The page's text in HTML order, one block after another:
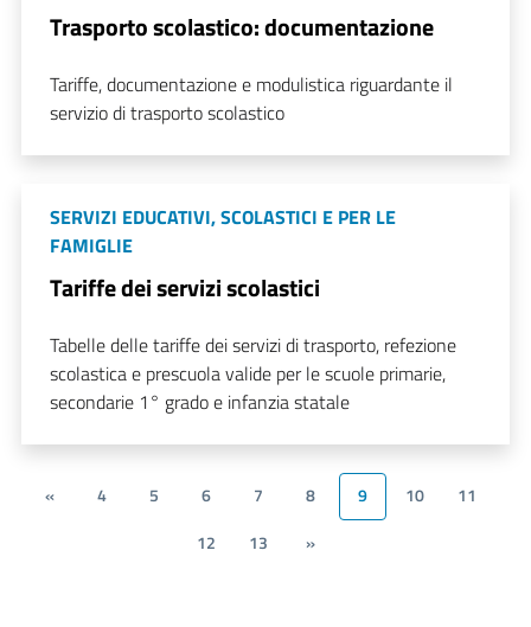
Trasporto scolastico: documentazione
Tariffe, documentazione e modulistica riguardante il
servizio di trasporto scolastico
SERVIZI EDUCATIVI, SCOLASTICI E PER LE
FAMIGLIE
Tariffe dei servizi scolastici
Tabelle delle tariffe dei servizi di trasporto, refezione
scolastica e prescuola valide per le scuole primarie,
secondarie 1° grado e infanzia statale
« 4 5 6 7 8 9 10
11
12
13 »